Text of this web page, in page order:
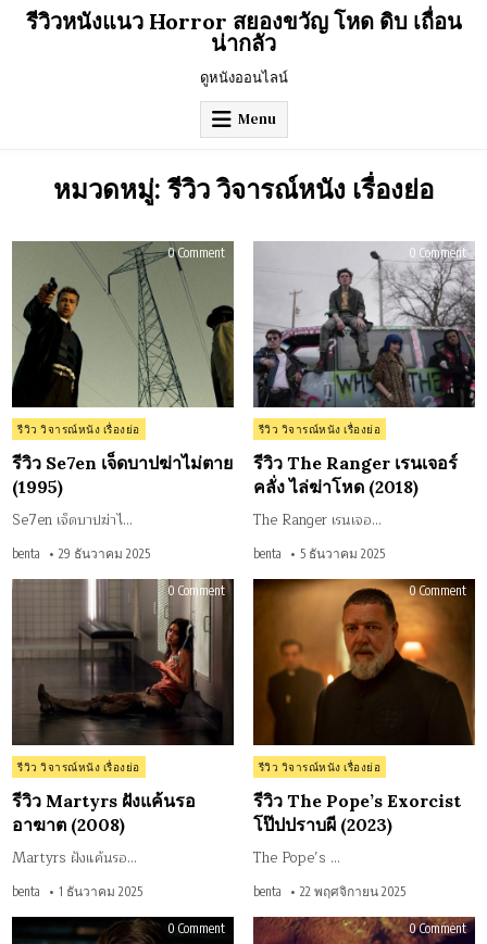
Skipรีวิวหนังแนว Horror สยองขวัญ โหด ดิบ เถื่อน
น่ากลัว
ดูหนังออนไลน์
Menu
หมวดหมู่:รีวิว วิจารณ์หนัง เรื่องย่อ
0 Commenton
บาป
ฆ่า
ไม่
ตาย
(1995)
Posted
in
รีวิว วิจารณ์หนัง เรื่องย่อ
รีวิว Se7en เจ็ดบาปฆ่าไม่ตาย
(1995)
Se7en เจ็ดบาปฆ่าไ…
benta 29 ธันวาคม 2025
0 Commenton
รีวิว
The
เรน
เจอ
คลั่ง
ไล่
ฆ่า
โห
Posted
in
รีวิว วิจารณ์หนัง เรื่องย่อ
รีวิว The Ranger เรนเจอร์
คลั่ง ไล่ฆ่าโหด (2018)
The Ranger เรนเจอ…
benta 5 ธันวาคม 2025
0 Commenton
Posted
in
รีวิว วิจารณ์หนัง เรื่องย่อ
รีวิว Martyrs ฝังแค้นรอ
อาฆาต (2008)
Martyrs ฝังแค้นรอ…
benta 1 ธันวาคม 2025
0 Commenton
Posted
in
รีวิว วิจารณ์หนัง เรื่องย่อ
รีวิว The Pope’s Exorcist
โป๊ปปราบผี (2023)
The Pope’s …
benta 22 พฤศจิกายน 2025
0 Commenton
0 Commenton